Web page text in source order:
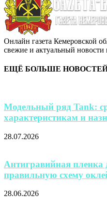
Онлайн газета Кемеровской
свежие и актуальный
ЕЩЁ БОЛЬШЕ
Модельный ряд Tank:
характеристикам и
28.07.2026
Антигравийная пленка
правильную схему
28.06.2026